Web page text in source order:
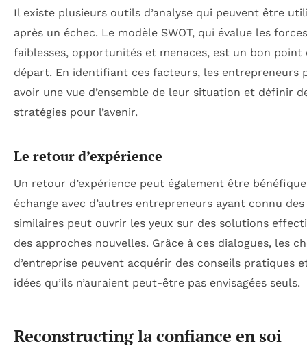
Il existe plusieurs outils d’analyse qui peuvent être
après un échec. Le modèle SWOT, qui évalue les
faiblesses, opportunités et menaces, est un bon point
départ. En identifiant ces facteurs, les entrepreneurs
avoir une vue d’ensemble de leur situation et définir
stratégies pour l’avenir.
Le retour d’expérience
Un retour d’expérience peut également être
échange avec d’autres entrepreneurs ayant connu des
similaires peut ouvrir les yeux sur des solutions
des approches nouvelles. Grâce à ces dialogues, les
d’entreprise peuvent acquérir des conseils pratiques
idées qu’ils n’auraient peut-être pas envisagées seuls.
Reconstructing la confiance en soi